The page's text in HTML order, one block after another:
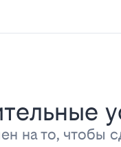
на то, чтобы